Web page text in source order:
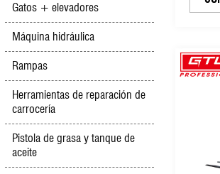
Gatos + elevadores
Máquina hidráulica
Rampas
Herramientas de reparación de
carrocería
Pistola de grasa y tanque de
aceite